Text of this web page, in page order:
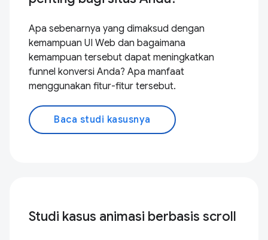
Apa sebenarnya yang dimaksud dengan
kemampuan UI Web dan bagaimana
kemampuan tersebut dapat meningkatkan
funnel konversi Anda? Apa manfaat
menggunakan fitur-fitur tersebut.
Baca studi kasusnya
Studi kasus animasi berbasis scroll